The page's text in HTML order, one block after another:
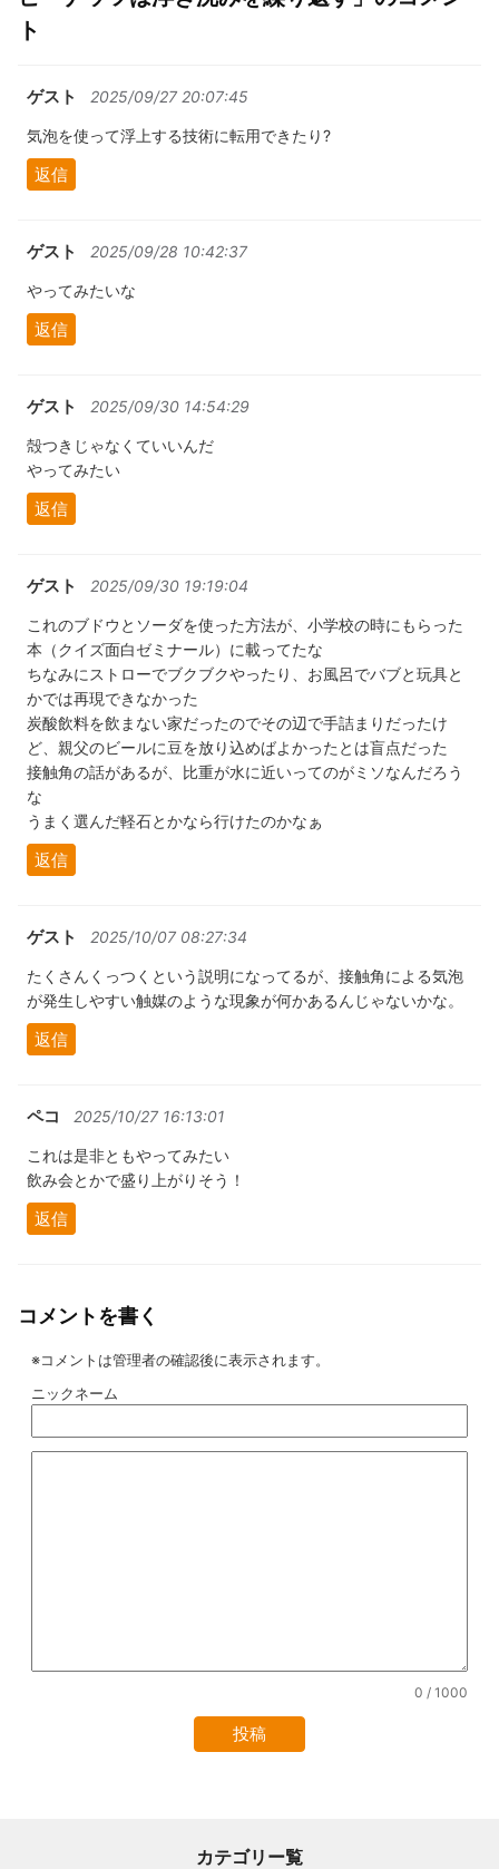
ト
ゲスト 2025/09/27 20:07:45
気泡を使って浮上する技術に転用できたり?
返信
ゲスト 2025/09/28 10:42:37
やってみたいな
返信
ゲスト 2025/09/30 14:54:29
殻つきじゃなくていいんだ
やってみたい
返信
ゲスト 2025/09/30 19:19:04
これのブドウとソーダを使った方法が、小学校の時にもらった
本（クイズ面白ゼミナール）に載ってたな
ちなみにストローでブクブクやったり、お風呂でバブと玩具と
かでは再現できなかった
炭酸飲料を飲まない家だったのでその辺で手詰まりだったけ
ど、親父のビールに豆を放り込めばよかったとは盲点だった
接触角の話があるが、比重が水に近いってのがミソなんだろう
な
うまく選んだ軽石とかなら行けたのかなぁ
返信
ゲスト 2025/10/07 08:27:34
たくさんくっつくという説明になってるが、接触角による気泡
が発生しやすい触媒のような現象が何かあるんじゃないかな。
返信
ペコ 2025/10/27 16:13:01
これは是非ともやってみたい
飲み会とかで盛り上がりそう！
返信
コメントを書く
※コメントは管理者の確認後に表示されます。
ニックネーム
0 / 1000
カテゴリー覧